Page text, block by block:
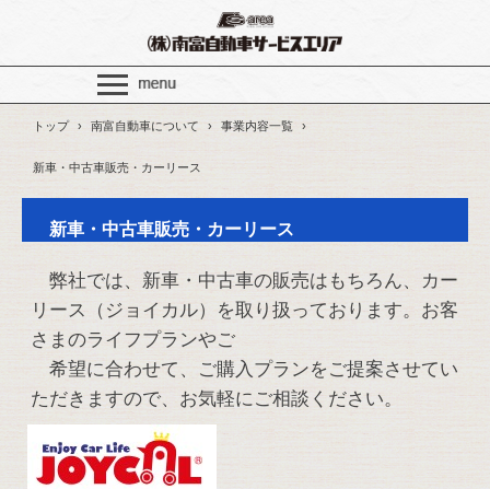
トップ › 南富自動車について › 事業内容一覧 ›
新車・中古車販売・カーリース
新車・中古車販売・カーリース
弊社では、新車・中古車の販売はもちろん、カー
リース（ ジョイカル）を取り扱っております。お客
さまのライフプランやご
希望に合わせて、ご購入プランをご提案させてい
ただきますので、お気軽にご相談ください。